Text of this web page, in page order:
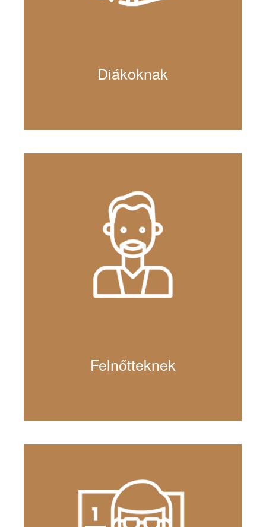
Diákoknak
Felnőtteknek